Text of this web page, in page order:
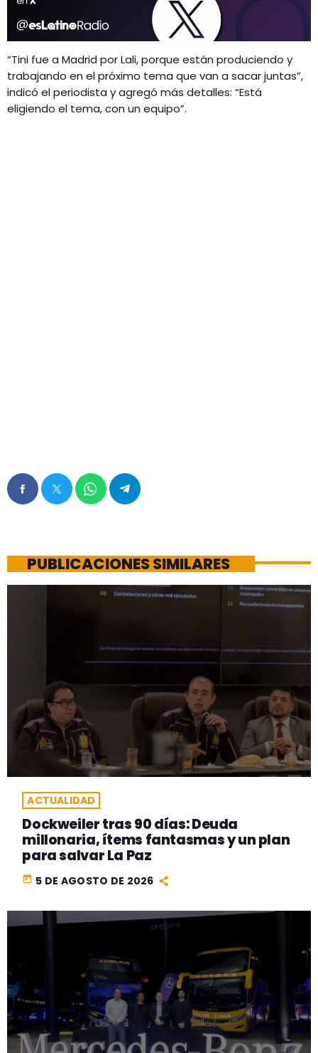
“Tini fue a Madrid por Lali, porque están produciendo y
trabajando en el próximo tema que van a sacar juntas”,
indicó el periodista y agregó más detalles: “Está
eligiendo el tema, con un equipo”.
PUBLICACIONES SIMILARES
ACTUALIDAD
Dockweiler tras 90 días: Deuda
millonaria, ítems fantasmas y un plan
para salvar La Paz
today 5 DE AGOSTO DE 2026